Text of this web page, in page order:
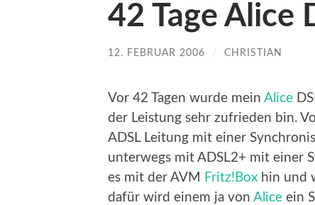
42 Tage Alice
12. FEBRUAR 2006 / CHRISTIAN
Vor 42 Tagen wurde mein Alice
der Leistung sehr zufrieden bin.
ADSL Leitung mit einer
unterwegs mit ADSL2+ mit einer
es mit der AVM Fritz!Box hin und
dafür wird einem ja von Alice ein